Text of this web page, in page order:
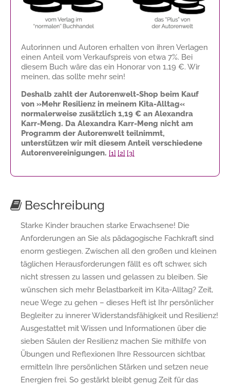
Autorinnen und Autoren erhalten von ihren Verlagen
einen Anteil vom Verkaufspreis von etwa 7%. Bei
diesem Buch wäre das ein Honorar von 1,19 €. Wir
meinen, das sollte mehr sein!
Deshalb zahlt der Autorenwelt-Shop beim Kauf
von »Mehr Resilienz in meinem Kita-Alltag«
normalerweise zusätzlich 1,19 € an Alexandra
Karr-Meng. Da Alexandra Karr-Meng nicht am
Programm der Autorenwelt teilnimmt,
unterstützen wir mit diesem Anteil verschiedene
Autorenvereinigungen. [1] [2] [3]
Beschreibung
Starke Kinder brauchen starke Erwachsene! Die
Anforderungen an Sie als pädagogische Fachkraft sind
enorm gestiegen. Zwischen all den großen und kleinen
täglichen Herausforderungen fällt es oft schwer, sich
nicht stressen zu lassen und gelassen zu bleiben. Sie
wünschen sich mehr Belastbarkeit im Kita-Alltag? Zeit,
neue Wege zu gehen – dieses Heft ist Ihr persönlicher
Begleiter zu innerer Widerstandsfähigkeit und Resilienz!
Ausgestattet mit Wissen und Informationen über die
sieben Säulen der Resilienz machen Sie mithilfe von
Übungen und Reflexionen Ihre Ressourcen sichtbar,
ermitteln Ihre persönlichen Stärken und setzen neue
Energien frei. So gestärkt bleibt genug Zeit für das